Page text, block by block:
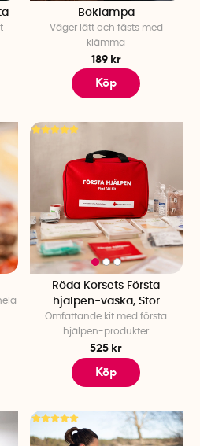
Boklampa
Väger lätt och fästs med
klämma
189 kr
Köp
Röda Korsets Första
hjälpen-väska, Stor
Omfattande kit med första
hjälpen-produkter
525 kr
Köp